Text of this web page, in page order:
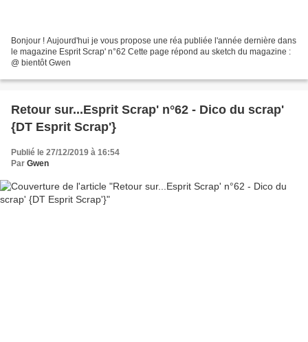
Bonjour ! Aujourd'hui je vous propose une réa publiée l'année dernière dans
le magazine Esprit Scrap' n°62 Cette page répond au sketch du magazine :
@ bientôt Gwen
Retour sur...Esprit Scrap' n°62 - Dico du scrap'
{DT Esprit Scrap'}
Publié le 27/12/2019 à 16:54
Par Gwen